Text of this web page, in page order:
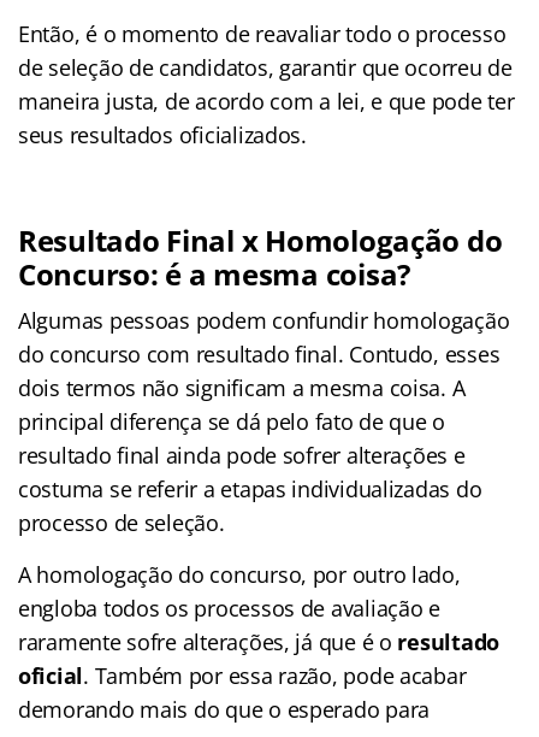
Então, é o momento de reavaliar todo o processo
de seleção de candidatos, garantir que ocorreu de
maneira justa, de acordo com a lei, e que pode ter
seus resultados oficializados.
Resultado Final x Homologação do
Concurso: é a mesma coisa?
Algumas pessoas podem confundir homologação
do concurso com resultado final. Contudo, esses
dois termos não significam a mesma coisa. A
principal diferença se dá pelo fato de que o
resultado final ainda pode sofrer alterações e
costuma se referir a etapas individualizadas do
processo de seleção.
A homologação do concurso, por outro lado,
engloba todos os processos de avaliação e
raramente sofre alterações, já que é o resultado
oficial. Também por essa razão, pode acabar
demorando mais do que o esperado para